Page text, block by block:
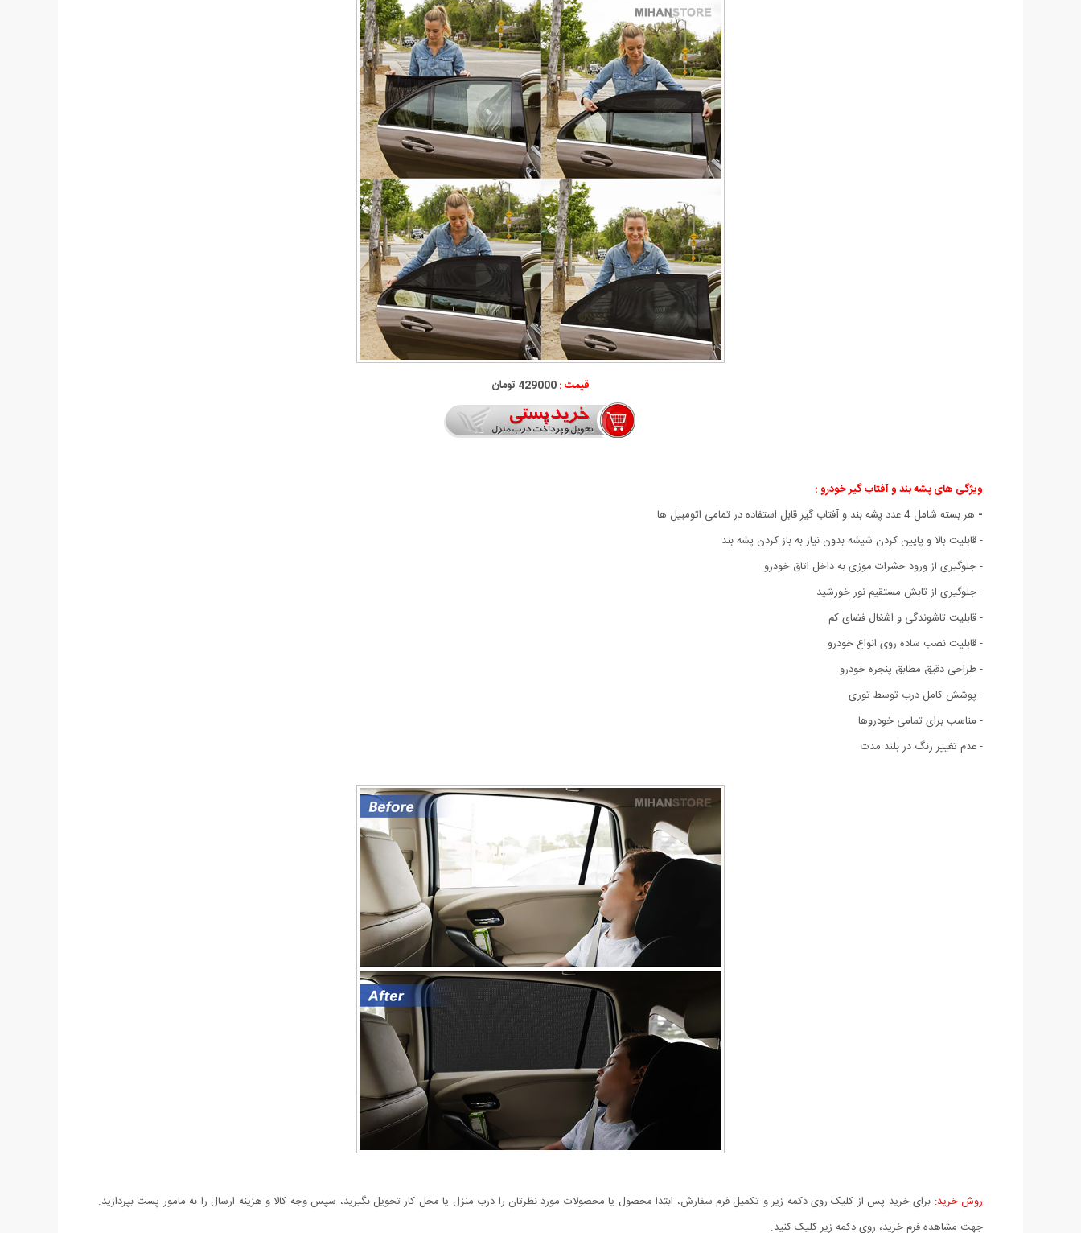
قیمت :429000 تومان
ویژگی های پشه بند و آفتاب گیر خودرو :
- هر بسته شامل 4 عدد پشه بند و آفتاب گیر قابل استفاده در تمامی اتومبیل ها
- قابلیت بالا و پایین کردن شیشه بدون نیاز به باز کردن پشه بند
- جلوگیری از ورود حشرات موزی به داخل اتاق خودرو
- جلوگیری از تابش مستقیم نور خورشید
- قابلیت تاشوندگی و اشغال فضای کم
- قابلیت نصب ساده روی انواع خودرو
- طراحی دقیق مطابق پنجره خودرو
- پوشش کامل درب توسط توری
- مناسب برای تمامی خودروها
- عدم تغییر رنگ در بلند مدت
روش خرید: برای خرید پس از کلیک روی دکمه زیر و تکمیل فرم سفارش، ابتدا محصول یا محصولات مورد نظرتان را درب منزل یا محل کار تحویل بگیرید، سپس وجه کالا و هزینه ارسال را به مامور پست بپردازید.
جهت مشاهده فرم خرید، روی دکمه زیر کلیک کنید.